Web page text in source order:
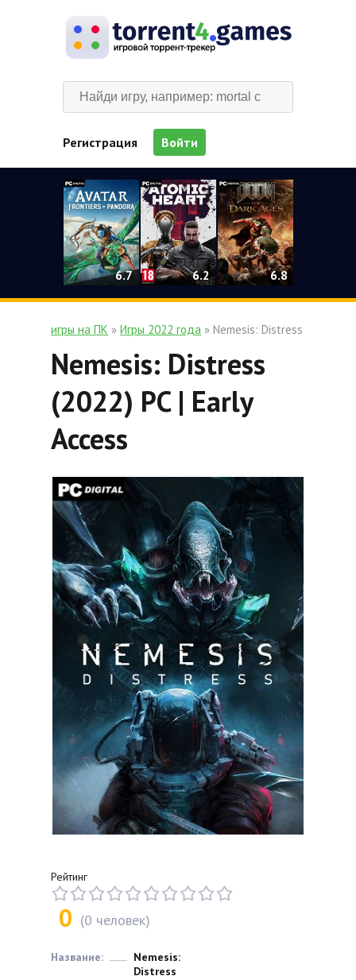
Регистрация Войти
6.7 6.2 6.8
игры на ПК » Игры 2022 года » Nemesis: Distress
Nemesis: Distress
(2022) PC | Early
Access
Рейтинг
0 (0 человек)
Название:
Nemesis:
Distress